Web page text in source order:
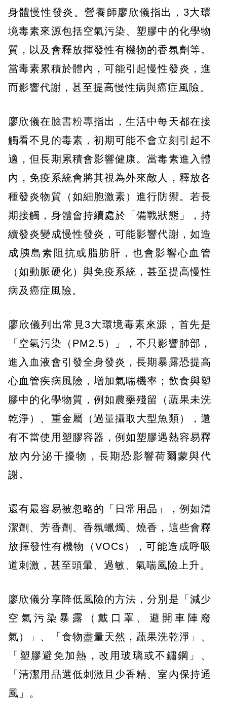
身體慢性發炎。營養師廖欣儀指出，3大環
境毒素來源包括空氣污染、塑膠中的化學物
質，以及會釋放揮發性有機物的香氛劑等。
當毒素累積於體內，可能引起慢性發炎，進
而影響代謝，甚至提高慢性病與癌症風險。
廖欣儀在 臉書粉專指出，生活中每天都在接
觸看不見的毒素，初期可能不會立刻引起不
適，但長期累積會影響健康。當毒素進入體
內，免疫系統會將其視為外來敵人，釋放各
種發炎物質（如細胞激素）進行防禦。若長
期接觸，身體會持續處於「備戰狀態」，持
續發炎變成慢性發炎，可能影響代謝，如造
成胰島素阻抗或脂肪肝，也會影響心血管
（如動脈硬化）與免疫系統，甚至提高慢性
病及癌症風險。
廖欣儀列出常見3大環境毒素來源，首先是
「空氣污染（PM2.5）」，不只影響肺部，
進入血液會引發全身發炎，長期暴露恐提高
心血管疾病風險，增加氣喘機率；飲食與塑
膠中的化學物質，例如農藥殘留（蔬果未洗
乾淨）、重金屬（過量攝取大型魚類），還
有不當使用塑膠容器，例如塑膠遇熱容易釋
放內分泌干擾物，長期恐影響荷爾蒙與代
謝。
還有最容易被忽略的「日常用品」，例如清
潔劑、芳香劑、香氛蠟燭、燒香，這些會釋
放揮發性有機物（VOCs），可能造成呼吸
道刺激，甚至頭暈、過敏、氣喘風險上升。
廖欣儀分享降低風險的方法，分別是「減少
空氣污染暴露（戴口罩、避開車陣廢
氣）」、「食物盡量天然，蔬果洗乾淨」、
「塑膠避免加熱，改用玻璃或不鏽鋼」、
「清潔用品選低刺激且少香精、室內保持通
風」。